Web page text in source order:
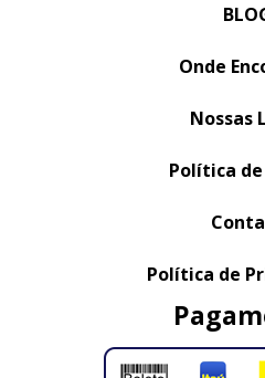
Onde
Nossas
Política
Política de